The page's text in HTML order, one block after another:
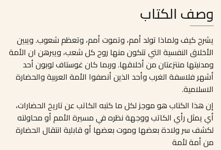
وصف الكتاب
يشرح كيف ولماذا تولد أمم، وتموت أمم، وتعظم شعوب. ويبين
الأخلاق النفسية التي تتكون منها روح كل شعب، ويبرهن ان الأمة
ومدنيتها منتزعتان من أخلاقها. وربما كان غوستاف لوبون أحد
أشهر فلاسفة الغرب وأحد الذين أنصفوا الأمة العربية والحضارة
الاسلامية.
إن هذا الكتاب هو موجز لكل ما كتبه الكاتب عن تاريخ الحضارات،
أي يمثل رأي الكاتب ووجهة نظره في مسيرة الأمم أو محاولته
لكشف سر ولادة بعضها وموت بعضها أو قابلية انتقال الحضارة
من أمة لأمة